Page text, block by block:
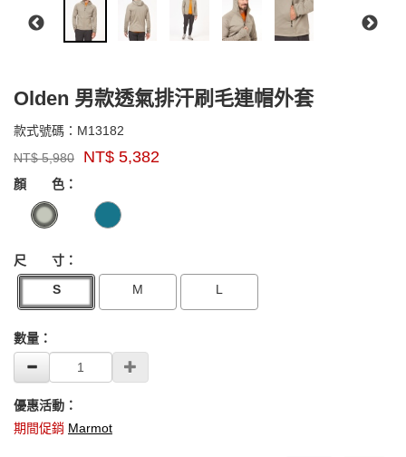
Olden 男款透氣排汗刷毛連帽外套
款式號碼： M13182
牌：
Marmot
NT$5,980 NT$ 5,382
GOODS000000000000003918304
顏 色：
尺 寸：
S
M L
數量：
優惠活動：
期間促銷 Marmot